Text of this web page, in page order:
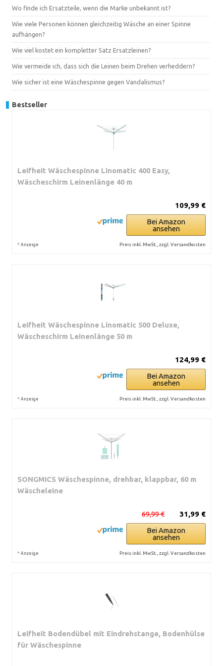
Wo finde ich Ersatzteile, wenn die Marke unbekannt ist?
Wie viele Personen können gleichzeitig Wäsche an einer Spinne
aufhängen?
Wie viel kostet ein kompletter Satz Ersatzleinen?
Wie vermeide ich, dass sich die Leinen beim Drehen verheddern?
Wie sicher ist eine Wäschespinne gegen Vandalismus?
Bestseller
Leifheit Wäschespinne Linomatic 400 Easy,
Wäscheschirm Leinenlänge 40 m
109,99 €
Bei Amazon
ansehen
* Anzeige Preis inkl. MwSt., zzgl. Versandkosten
Leifheit Wäschespinne Linomatic 500 Deluxe,
Wäscheschirm Leinenlänge 50 m
124,99 €
Bei Amazon
ansehen
* Anzeige Preis inkl. MwSt., zzgl. Versandkosten
SONGMICS Wäschespinne, drehbar, klappbar, 60 m
Wäscheleine
31,99 €
69,99 €
Bei Amazon
ansehen
* Anzeige Preis inkl. MwSt., zzgl. Versandkosten
Leifheit Bodendübel mit Eindrehstange, Bodenhülse
für Wäschespinne